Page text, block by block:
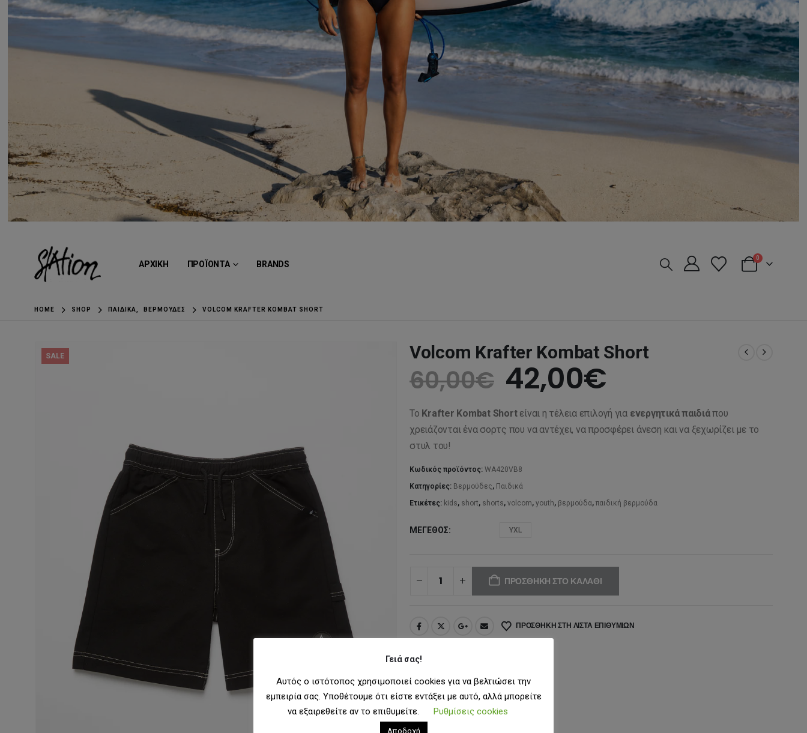
ΑΡΧΙΚΗ ΠΡΟΪΟΝΤΑ BRANDS
0
HOME SHOP ΠΑΙΔΙΚΆ ΒΕΡΜΟΎΔΕΣ VOLCOM KRAFTER KOMBAT SHORT
SALE Volcom Krafter Kombat Short
60,00€ Original
price
was:
60,00€.
42,00€
τρέχουσα
τιμή
42,00€.
Το Krafter Kombat Shortείναι η τέλεια επιλογή για ενεργητικά παιδιάπου
χρειάζονται ένα σορτς που να αντέχει, να προσφέρει άνεση και να ξεχωρίζει με το
στυλ του!
Κωδικός προϊόντος: WA420VB8
Κατηγορίες: Βερμούδες, Παιδικά
Ετικέτες: kids, short, shorts, volcom, youth, βερμούδα, παιδική βερμούδα
ΜΈΓΕΘΟΣ YXL
ΠΡΟΣΘΉΚΗ ΣΤΟ ΚΑΛΆΘΙ
ΠΡΟΣΘΉΚΗ ΣΤΗ ΛΊΣΤΑ ΕΠΙΘΥΜΙΏΝ
Γειά σας!
Αυτός ο ιστότοπος χρησιμοποιεί cookies για να βελτιώσει την
εμπειρία σας. Υποθέτουμε ότι είστε εντάξει με αυτό, αλλά μπορείτε
να εξαιρεθείτε αν το επιθυμείτε.
Ρυθμίσεις cookies
Αποδοχή